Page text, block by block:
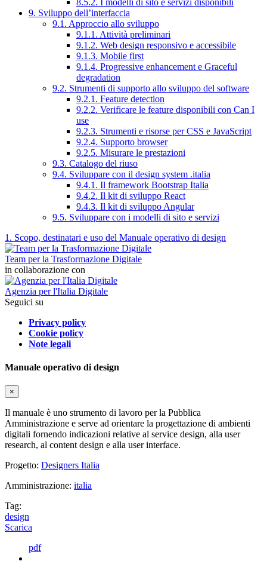
9. Sviluppo dell’interfaccia
9.1. Approccio allo sviluppo
9.1.1. Attività preliminari
9.1.2. Web design responsivo e accessibile
9.1.3. Mobile first
9.1.4. Progressive enhancement e Graceful
degradation
9.2. Strumenti di supporto allo sviluppo del software
9.2.1. Feature detection
9.2.2. Verificare le feature disponibili con Can I
use
9.2.3. Strumenti e risorse per CSS e JavaScript
9.2.4. Supporto browser
9.2.5. Misurare le prestazioni
9.3. Catalogo del riuso
9.4. Sviluppare con il design system .italia
9.4.1. Il framework Bootstrap Italia
9.4.2. Il kit di sviluppo React
9.4.3. Il kit di sviluppo Angular
9.5. Sviluppare con i modelli di sito e servizi
1. Scopo, destinatari e uso del Manuale operativo di design
Team per la Trasformazione Digitale
in collaborazione con
Agenzia per l'Italia Digitale
Seguici su
Privacy policy
Cookie policy
Note legali
Manuale operativo di design
×
Il manuale è uno strumento di lavoro per la Pubblica
Amministrazione e serve ad orientare la progettazione di ambienti
digitali fornendo indicazioni relative al service design, alla user
research, al content design e alla user interface.
Progetto: Designers Italia
Amministrazione: italia
Tag:
design
Scarica
pdf